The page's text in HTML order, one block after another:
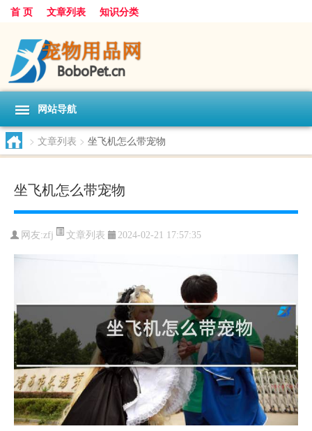
首 页 文章列表 知识分类
网站导航
> 文章列表 > 坐飞机怎么带宠物
坐飞机怎么带宠物
网友:zfj 文章列表 2024-02-21 17:57:35